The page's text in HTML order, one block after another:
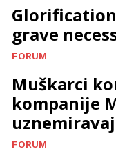
grave
FORUM
Muškarci
kompanije
FORUM